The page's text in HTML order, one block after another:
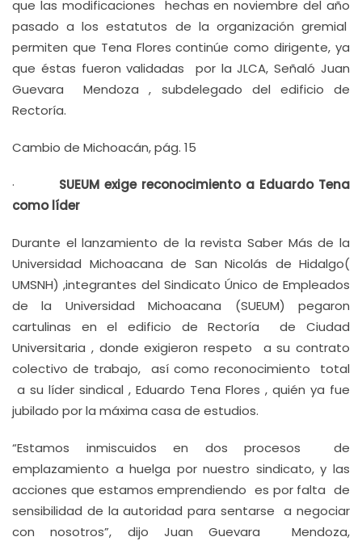
que las modificaciones hechas en noviembre del año
pasado a los estatutos de la organización gremial
permiten que Tena Flores continúe como dirigente, ya
que éstas fueron validadas por la JLCA, Señaló Juan
Guevara Mendoza , subdelegado del edificio de
Rectoría.
Cambio de Michoacán, pág. 15
· SUEUM exige reconocimiento a Eduardo Tena
como líder
Durante el lanzamiento de la revista Saber Más de la
Universidad Michoacana de San Nicolás de Hidalgo(
UMSNH) ,integrantes del Sindicato Único de Empleados
de la Universidad Michoacana (SUEUM) pegaron
cartulinas en el edificio de Rectoría de Ciudad
Universitaria , donde exigieron respeto a su contrato
colectivo de trabajo, así como reconocimiento total
a su líder sindical , Eduardo Tena Flores , quién ya fue
jubilado por la máxima casa de estudios.
“Estamos inmiscuidos en dos procesos de
emplazamiento a huelga por nuestro sindicato, y las
acciones que estamos emprendiendo es por falta de
sensibilidad de la autoridad para sentarse a negociar
con nosotros”, dijo Juan Guevara Mendoza,